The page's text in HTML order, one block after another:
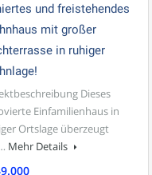
und freistehendes
mit großer
in ruhiger
Dieses
Einfamilienhaus in
Ortslage überzeugt
Mehr Details